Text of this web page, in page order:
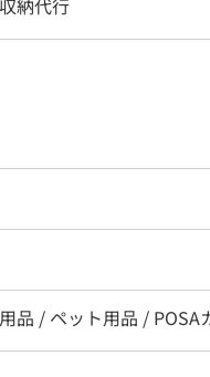
品 / ペット用品 / POSA